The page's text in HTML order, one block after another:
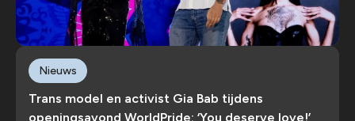
Trans model en activist Gia Bab tijdens
openingsavond WorldPride: ‘You deserve love!’
Nieuws